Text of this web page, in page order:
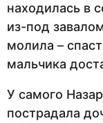
находилась в
из-под
молила –
мальчика
У самого
пострадала